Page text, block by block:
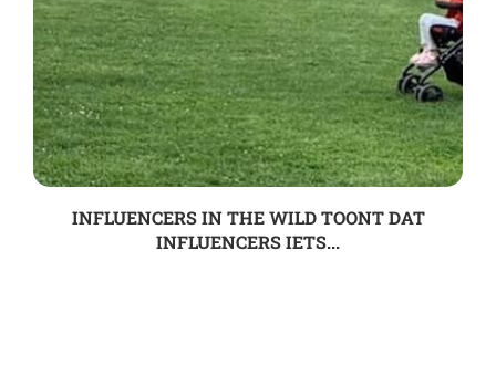
INFLUENCERS IN THE WILD TOONT DAT
INFLUENCERS IETS...